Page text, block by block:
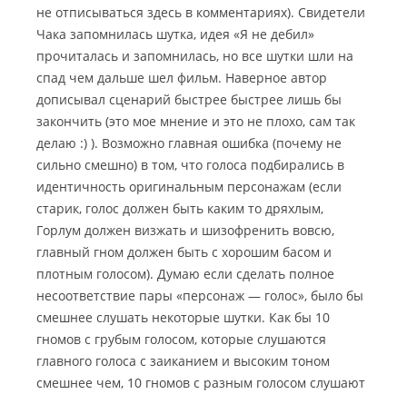
не отписываться здесь в комментариях). Свидетели
Чака запомнилась шутка, идея «Я не дебил»
прочиталась и запомнилась, но все шутки шли на
спад чем дальше шел фильм. Наверное автор
дописывал сценарий быстрее быстрее лишь бы
закончить (это мое мнение и это не плохо, сам так
делаю :) ). Возможно главная ошибка (почему не
сильно смешно) в том, что голоса подбирались в
идентичность оригинальным персонажам (если
старик, голос должен быть каким то дряхлым,
Горлум должен визжать и шизофренить вовсю,
главный гном должен быть с хорошим басом и
плотным голосом). Думаю если сделать полное
несоответствие пары «персонаж — голос», было бы
смешнее слушать некоторые шутки. Как бы 10
гномов с грубым голосом, которые слушаются
главного голоса с заиканием и высоким тоном
смешнее чем, 10 гномов с разным голосом слушают